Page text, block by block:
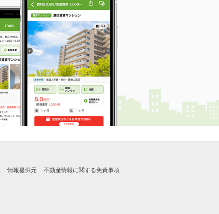
情報提供元 不動産情報に関する免責事項